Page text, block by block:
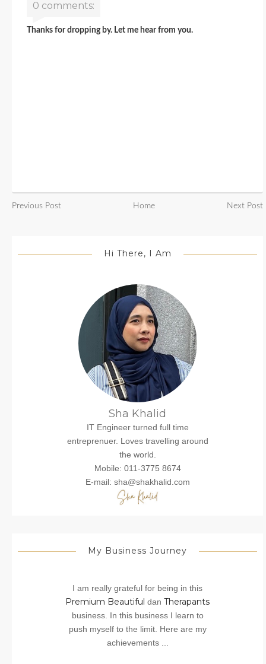
0 comments:
Thanks for dropping by. Let me hear from you.
Previous Post Home Next Post
Hi There, I Am
Sha Khalid
IT Engineer turned full time
entreprenuer. Loves travelling around
the world.
Mobile: 011-3775 8674
E-mail: sha@shakhalid.com
My Business Journey
I am really grateful for being in this
Premium Beautiful dan Therapants
business. In this business I learn to
push myself to the limit. Here are my
achievements ...